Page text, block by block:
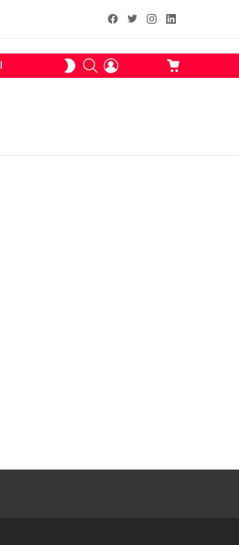
facebook
T instagramLinkedin Fal
SKIN
ANAHTARI
ARAMA